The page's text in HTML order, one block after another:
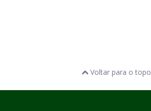
Voltar para o topo